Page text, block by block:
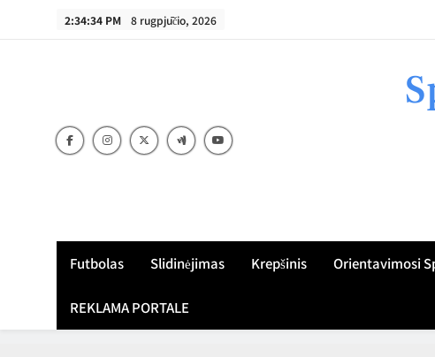
2:34:35 PM 8 rugpjūčio, 2026
Kaip
Kaip
Kaip
Futbolas Slidinėjimas Krepšinis Orientavimosi
REKLAMA PORTALE